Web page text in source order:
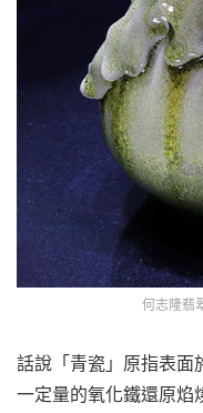
何志隆翡
話說「青瓷」原指表面
一定量的氧化鐵還原焰